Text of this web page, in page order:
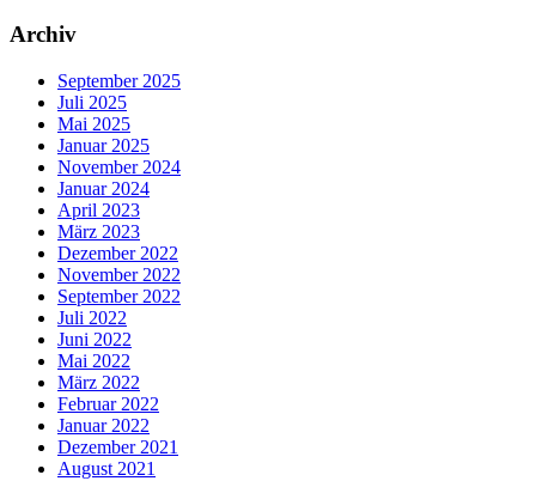
Archiv
September 2025
Juli 2025
Mai 2025
Januar 2025
November 2024
Januar 2024
April 2023
März 2023
Dezember 2022
November 2022
September 2022
Juli 2022
Juni 2022
Mai 2022
März 2022
Februar 2022
Januar 2022
Dezember 2021
August 2021